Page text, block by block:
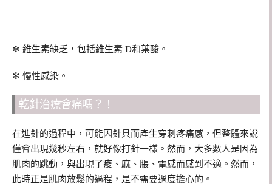
✻ 維生素缺乏，包括維生素 D和葉酸。
✻ 慢性感染。
乾針治療會痛嗎？！
在進針的過程中，可能因針具而產生穿刺疼痛感，但整體來說
僅會出現幾秒左右，就好像打針一樣。然而，大多數人是因為
肌肉的跳動，與出現了痠、麻、脹、電感而感到不適。然而，
此時正是肌肉放鬆的過程，是不需要過度擔心的。